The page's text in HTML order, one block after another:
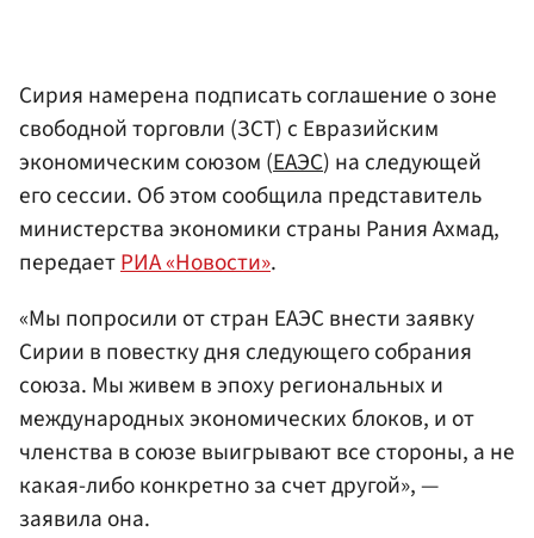
Сирия намерена подписать соглашение о зоне
свободной торговли (ЗСТ) с Евразийским
экономическим союзом (ЕАЭС) на следующей
его сессии. Об этом сообщила представитель
министерства экономики страны Рания Ахмад,
передаетРИА «Новости».
«Мы попросили от стран ЕАЭС внести заявку
Сирии в повестку дня следующего собрания
союза. Мы живем в эпоху региональных и
международных экономических блоков, и от
членства в союзе выигрывают все стороны, а не
какая-либо конкретно за счет другой», —
заявила она.